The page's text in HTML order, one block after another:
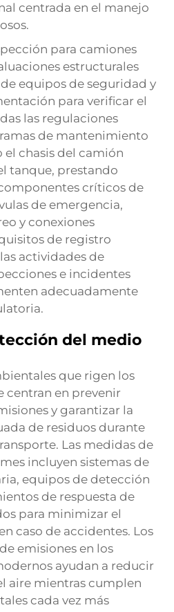
centrada en el manejo
para camiones
estructurales
equipos de seguridad y
para verificar el
las regulaciones
de mantenimiento
chasis del camión
tanque, prestando
críticos de
de emergencia,
y conexiones
de registro
actividades de
e incidentes
adecuadamente
del medio
que rigen los
centran en prevenir
y garantizar la
de residuos durante
Las medidas de
incluyen sistemas de
equipos de detección
de respuesta de
para minimizar el
caso de accidentes. Los
emisiones en los
ayudan a reducir
aire mientras cumplen
cada vez más